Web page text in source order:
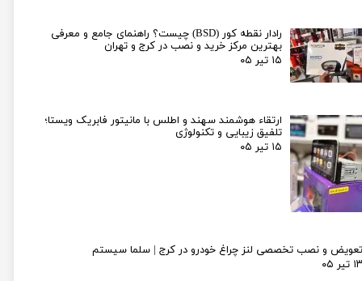
رادار نقطه کور (BSD) چیست؟ راهنمای جامع و معرفی
بهترین مرکز خرید و نصب در کرج و تهران
۱۵ تیر ۰۵
ارتقاء هوشمند سهند و اطلس با مانیتور فابریک ویستا؛
تلفیق زیبایی و تکنولوژی
۱۵ تیر ۰۵
تعویض و نصب تخصصی لنز چراغ خودرو در کرج | سلما سیستم
۱۳ تیر ۰۵